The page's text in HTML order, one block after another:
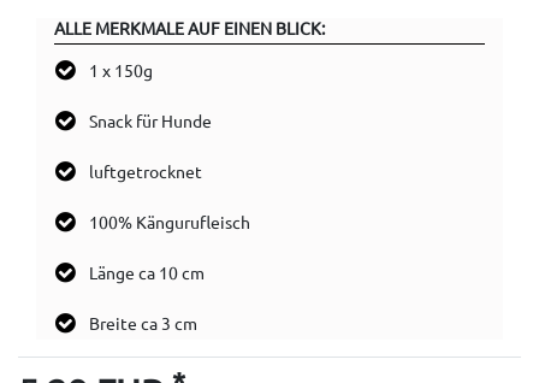
ALLE MERKMALE AUF EINEN BLICK:
1 x 150g
Snack für Hunde
luftgetrocknet
100% Kängurufleisch
Länge ca 10 cm
Breite ca 3 cm